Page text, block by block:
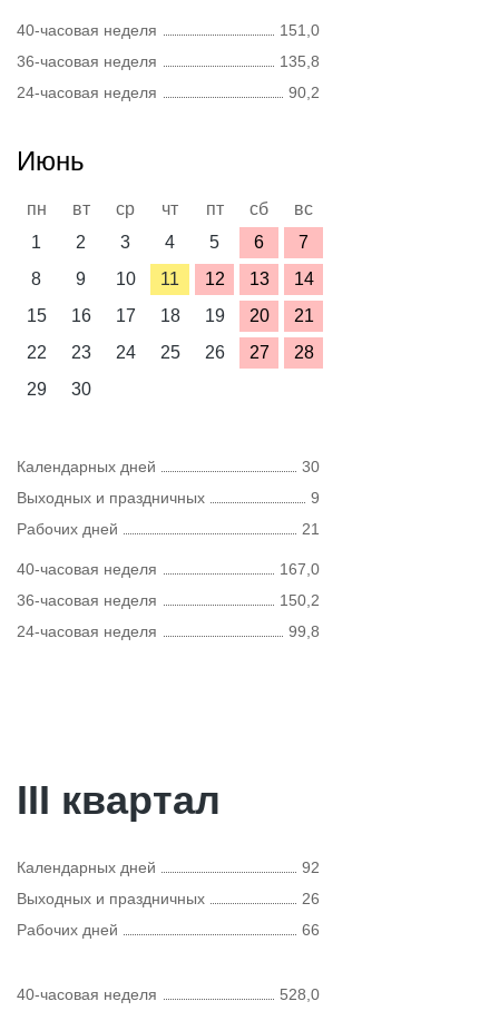
40-часовая неделя
151,0
36-часовая неделя
135,8
24-часовая неделя
90,2
Июнь
пн вт ср чт пт сб
вс
1
2 3 4 5 6
7
8
9 10 11 12 13
14
15
16 17 18 19 20
21
22
23 24 25 26 27
28
29
30
Календарных дней
30
Выходных и праздничных
9
Рабочих дней
21
40-часовая неделя
167,0
36-часовая неделя
150,2
24-часовая неделя
99,8
III квартал
Календарных дней
92
Выходных и праздничных
26
Рабочих дней
66
40-часовая неделя 528,0